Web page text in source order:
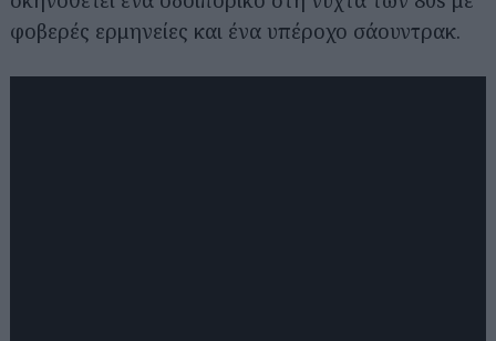
φοβερές ερμηνείες και ένα υπέροχο σάουντρακ.